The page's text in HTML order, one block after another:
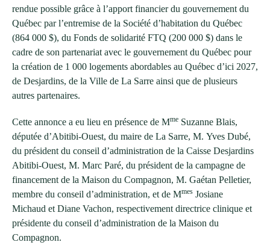
rendue possible grâce à l’apport financier du gouvernement du
Québec par l’entremise de la Société d’habitation du Québec
(864 000 $), du Fonds de solidarité FTQ (200 000 $) dans le
cadre de son partenariat avec le gouvernement du Québec pour
la création de 1 000 logements abordables au Québec d’ici 2027,
de Desjardins, de la Ville de La Sarre ainsi que de plusieurs
autres partenaires.
Cette annonce a eu lieu en présence de Mme Suzanne Blais,
députée d’Abitibi-Ouest, du maire de La Sarre, M. Yves Dubé,
du président du conseil d’administration de la Caisse Desjardins
Abitibi-Ouest, M. Marc Paré, du président de la campagne de
financement de la Maison du Compagnon, M. Gaétan Pelletier,
membre du conseil d’administration, et de Mmes Josiane
Michaud et Diane Vachon, respectivement directrice clinique et
présidente du conseil d’administration de la Maison du
Compagnon.